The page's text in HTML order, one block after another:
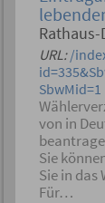
URL: /
SbwMid=1
von in
Sie
Sie in
Für…